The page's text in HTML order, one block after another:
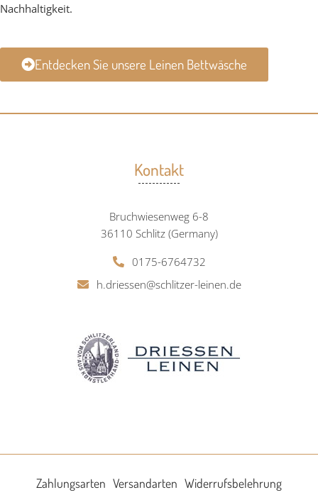
Nachhaltigkeit.
Entdecken Sie unsere Leinen Bettwäsche
Kontakt
Bruchwiesenweg 6-8
36110 Schlitz (Germany)
0175-6764732
h.driessen@schlitzer-leinen.de
Zahlungsarten Versandarten Widerrufsbelehrung